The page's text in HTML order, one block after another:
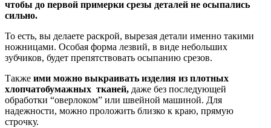
чтобы до первой примерки срезы деталей не осыпались
сильно.
То есть, вы делаете раскрой, вырезая детали именно такими
ножницами. Особая форма лезвий, в виде небольших
зубчиков, будет препятствовать осыпанию срезов.
Также ими можно выкраивать изделия из плотных
хлопчатобумажных тканей, даже без последующей
обработки “оверлоком” или швейной машиной. Для
надежности, можно проложить близко к краю, прямую
строчку.